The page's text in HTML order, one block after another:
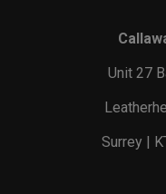
Unit 27
Surrey |